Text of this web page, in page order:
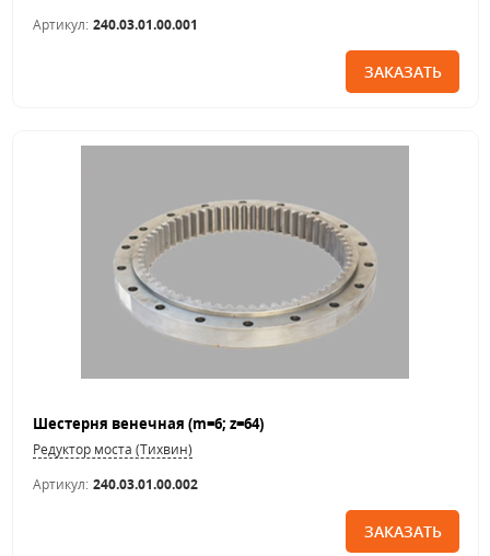
Артикул: 240.03.01.00.001
ЗАКАЗАТЬ
Шестерня венечная (m=6; z=64)
Редуктор моста (Тихвин)
Артикул: 240.03.01.00.002
ЗАКАЗАТЬ